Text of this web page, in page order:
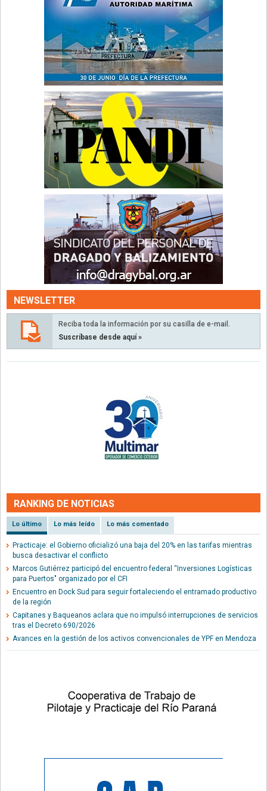
NEWSLETTER
Reciba toda la información por su casilla de e-mail.
Suscríbase desde aquí »
RANKING DE NOTICIAS
Lo último Lo más leído Lo más comentado
Practicaje: el Gobierno oficializó una baja del 20% en las tarifas mientras
busca desactivar el conflicto
Marcos Gutiérrez participó del encuentro federal “Inversiones Logísticas
para Puertos" organizado por el CFI
Encuentro en Dock Sud para seguir fortaleciendo el entramado productivo
de la región
Capitanes y Baqueanos aclara que no impulsó interrupciones de servicios
tras el Decreto 690/2026
Avances en la gestión de los activos convencionales de YPF en Mendoza